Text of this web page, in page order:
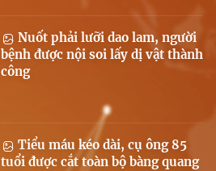
Nuốt phải lưỡi dao lam, người
bệnh được nội soi lấy dị vật thành
công
Tiểu máu kéo dài, cụ ông 85
tuổi được cắt toàn bộ bàng quang